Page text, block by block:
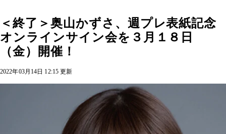
＜終了＞奥山かずさ、週プレ表紙記念
オンラインサイン会を３月１８日
（金）開催！
2022年03月14日 12:15 更新